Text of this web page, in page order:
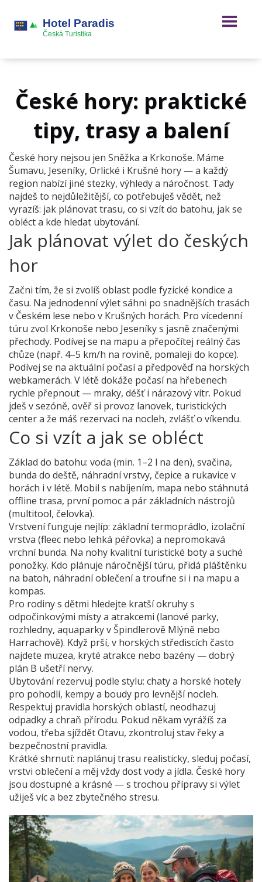
České hory: praktické
tipy, trasy a balení
České hory nejsou jen Sněžka a Krkonoše. Máme
Šumavu, Jeseníky, Orlické i Krušné hory — a každý
region nabízí jiné stezky, výhledy a náročnost. Tady
najdeš to nejdůležitější, co potřebuješ vědět, než
vyrazíš: jak plánovat trasu, co si vzít do batohu, jak se
obléct a kde hledat ubytování.
Jak plánovat výlet do českých
hor
Začni tím, že si zvolíš oblast podle fyzické kondice a
času. Na jednodenní výlet sáhni po snadnějších trasách
v Českém lese nebo v Krušných horách. Pro vícedenní
túru zvol Krkonoše nebo Jeseníky s jasně značenými
přechody. Podívej se na mapu a přepočítej reálný čas
chůze (např. 4–5 km/h na rovině, pomaleji do kopce).
Podívej se na aktuální počasí a předpověď na horských
webkamerách. V létě dokáže počasí na hřebenech
rychle přepnout — mraky, déšť i nárazový vítr. Pokud
jdeš v sezóně, ověř si provoz lanovek, turistických
center a že máš rezervaci na nocleh, zvlášť o víkendu.
Co si vzít a jak se obléct
Základ do batohu: voda (min. 1–2 l na den), svačina,
bunda do deště, náhradní vrstvy, čepice a rukavice v
horách i v létě. Mobil s nabíjením, mapa nebo stáhnutá
offline trasa, první pomoc a pár základních nástrojů
(multitool, čelovka).
Vrstvení funguje nejlíp: základní termoprádlo, izolační
vrstva (fleec nebo lehká péřovka) a nepromokavá
vrchní bunda. Na nohy kvalitní turistické boty a suché
ponožky. Kdo plánuje náročnější túru, přidá pláštěnku
na batoh, náhradní oblečení a troufne si i na mapu a
kompas.
Pro rodiny s dětmi hledejte kratší okruhy s
odpočinkovými místy a atrakcemi (lanové parky,
rozhledny, aquaparky v Špindlerově Mlýně nebo
Harrachově). Když prší, v horských střediscích často
najdete muzea, kryté atrakce nebo bazény — dobrý
plán B ušetří nervy.
Ubytování rezervuj podle stylu: chaty a horské hotely
pro pohodlí, kempy a boudy pro levnější nocleh.
Respektuj pravidla horských oblastí, neodhazuj
odpadky a chraň přírodu. Pokud někam vyrážíš za
vodou, třeba sjíždět Otavu, zkontroluj stav řeky a
bezpečnostní pravidla.
Krátké shrnutí: naplánuj trasu realisticky, sleduj počasí,
vrstvi oblečení a měj vždy dost vody a jídla. České hory
jsou dostupné a krásné — s trochou přípravy si výlet
užiješ víc a bez zbytečného stresu.